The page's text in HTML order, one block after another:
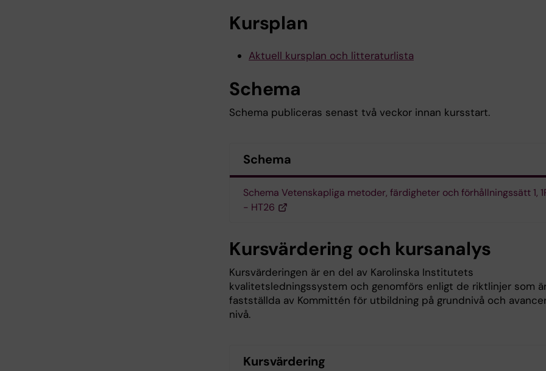
Kursplan
Aktuell kursplan och litteraturlista
Schema
Schema publiceras senast två veckor innan kursstart.
Schema
Schema Vetenskapliga metoder, färdigheter och förhållningssätt 1,
- HT26
Kursvärdering och kursanalys
Kursvärderingen är en del av Karolinska Institutets
kvalitetsledningssystem och genomförs enligt de riktlinjer som
fastställda av Kommittén för utbildning på grundnivå och
nivå.
Kursvärdering